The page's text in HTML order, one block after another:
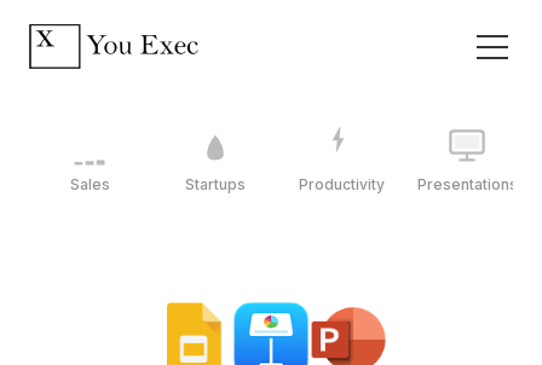
Sales Startups Productivity Presentations